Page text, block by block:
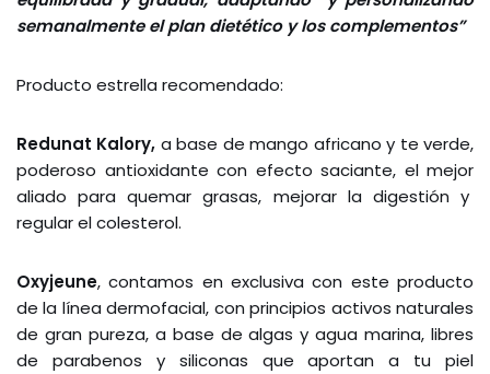
semanalmente el plan dietético y los complementos”
Producto estrella recomendado:
Redunat Kalory, a base de mango africano y te verde,
poderoso antioxidante con efecto saciante, el mejor
aliado para quemar grasas, mejorar la digestión y
regular el colesterol.
Oxyjeune, contamos en exclusiva con este producto
de la línea dermofacial, con principios activos naturales
de gran pureza, a base de algas y agua marina, libres
de parabenos y siliconas que aportan a tu piel